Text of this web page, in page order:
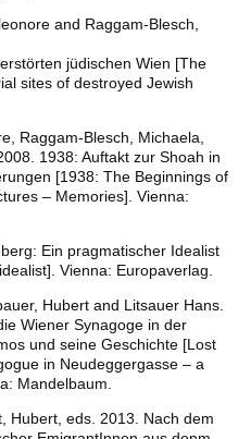
and Raggam-Blesch,
jüdischen Wien [The
sites of destroyed Jewish
Raggam-Blesch, Michaela,
1938: Auftakt zur Shoah in
[1938: The Beginnings of
– Memories]. Vienna:
Ein pragmatischer Idealist
Vienna: Europaverlag.
Hubert and Litsauer Hans.
Wiener Synagoge in der
und seine Geschichte [Lost
in Neudeggergasse – a
Mandelbaum.
Hubert, eds. 2013. Nach dem